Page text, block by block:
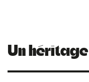
Un